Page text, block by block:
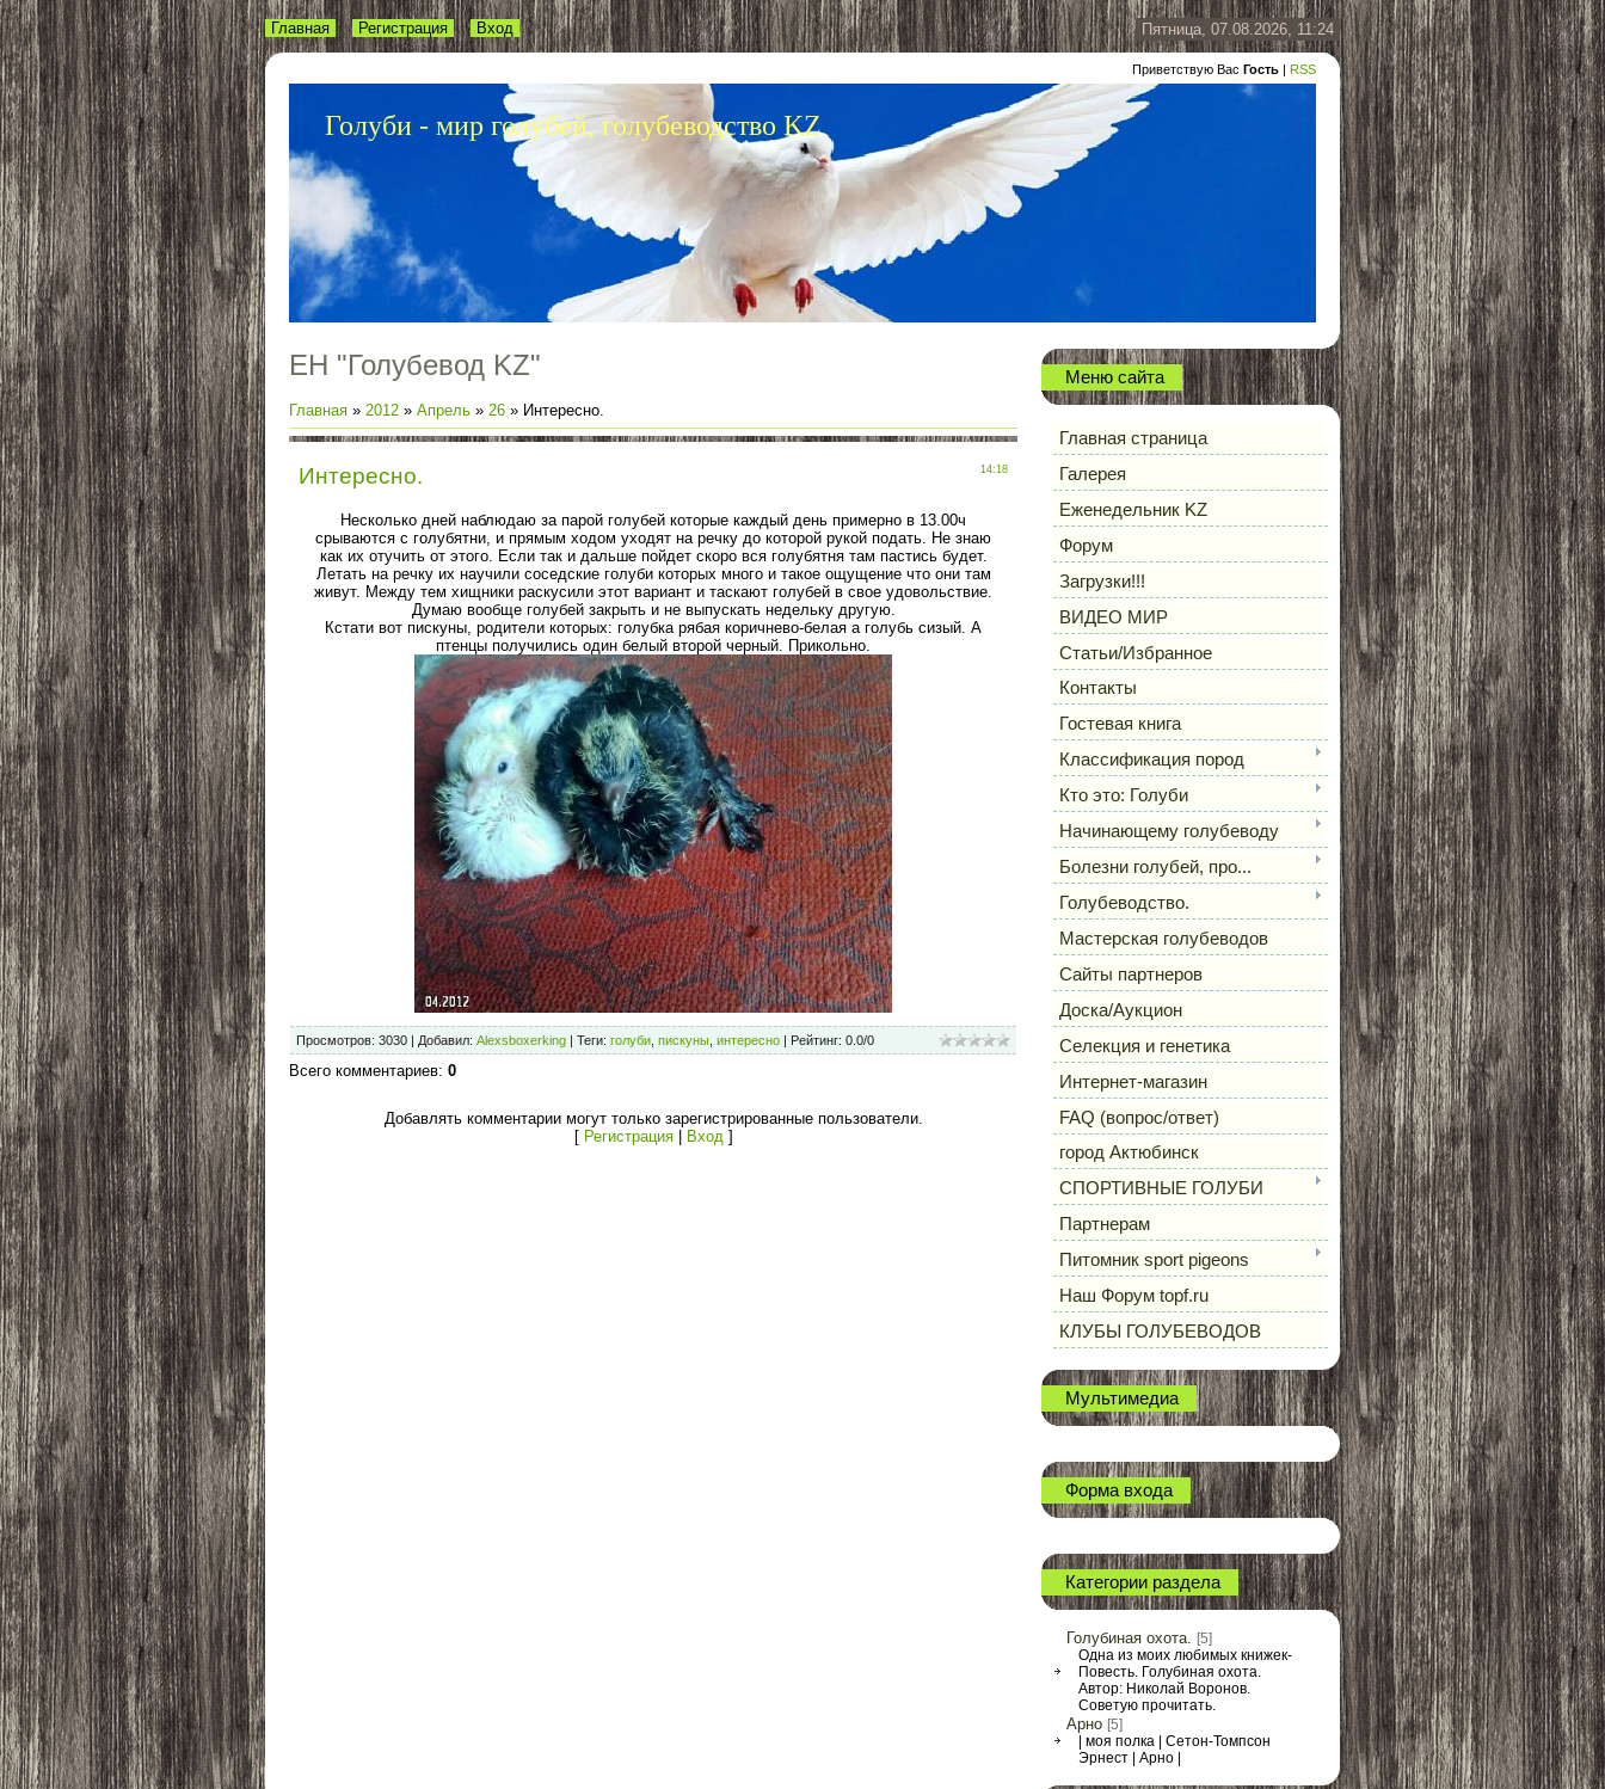
Пятница, 07.08.2026, 11:24
Приветствую Вас Гость | RSS
Голуби - мир голубей, голубеводство KZ
Главная Регистрация Вход
ЕН "Голубевод KZ"
Главная » 2012 » Апрель » 26 » Интересно.
14:18
Интересно.
Несколько дней наблюдаю за парой голубей которые каждый день примерно в 13.00ч
срываются с голубятни, и прямым ходом уходят на речку до которой рукой подать. Не знаю
как их отучить от этого. Если так и дальше пойдет скоро вся голубятня там пастись будет.
Летать на речку их научили соседские голуби которых много и такое ощущение что они там
живут. Между тем хищники раскусили этот вариант и таскают голубей в свое удовольствие.
Думаю вообще голубей закрыть и не выпускать недельку другую.
Кстати вот пискуны, родители которых: голубка рябая коричнево-белая а голубь сизый. А
птенцы получились один белый второй черный. Прикольно.
Просмотров: 3030 Добавил: Alexsboxerking Теги: голуби пискуны интересно Рейтинг: 0.0/0
Всего комментариев: 0
Добавлять комментарии могут только зарегистрированные пользователи.
[ Регистрация| Вход]
Меню сайта
Главная страница
Галерея
Еженедельник KZ
Форум
Загрузки!!!
ВИДЕО МИР
Статьи/Избранное
Контакты
Гостевая книга
Классификация пород
Кто это: Голуби
Начинающему голубеводу
Болезни голубей, про...
Голубеводство.
Мастерская голубеводов
Сайты партнеров
Доска/Аукцион
Селекция и генетика
Интернет-магазин
FAQ (вопрос/ответ)
город Актюбинск
СПОРТИВНЫЕ ГОЛУБИ
Партнерам
Питомник sport pigeons
Наш Форум topf.ru
КЛУБЫ ГОЛУБЕВОДОВ
Мультимедиа
Форма входа
Категории раздела
Голубиная охота.
[5]
Одна из моих любимых книжек-
Повесть. Голубиная охота.
Автор: Николай Воронов.
Советую прочитать.
Арно [5]
| моя полка | Сетон-Томпсон
Эрнест | Арно |